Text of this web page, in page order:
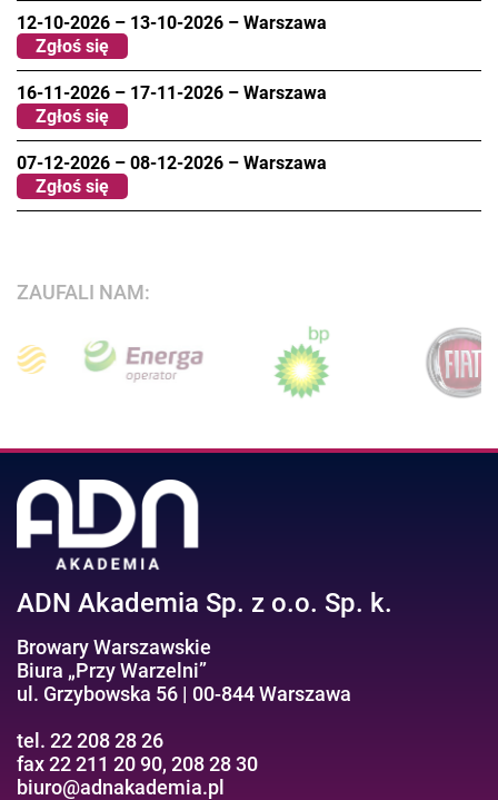
12-10-2026 – 13-10-2026 – Warszawa
Zgłoś się
16-11-2026 – 17-11-2026 – Warszawa
Zgłoś się
07-12-2026 – 08-12-2026 – Warszawa
Zgłoś się
ZAUFALI NAM:
ADN Akademia Sp. z o.o. Sp. k.
Browary Warszawskie
Biura „Przy Warzelni”
ul. Grzybowska 56 | 00-844 Warszawa
tel. 22 208 28 26
fax 22 211 20 90, 208 28 30
biuro@adnakademia.pl